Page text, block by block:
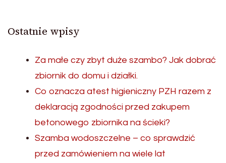
Ostatnie wpisy
Za małe czy zbyt duże szambo? Jak dobrać
zbiornik do domu i działki.
Co oznacza atest higieniczny PZH razem z
deklaracją zgodności przed zakupem
betonowego zbiornika na ścieki?
Szamba wodoszczelne – co sprawdzić
przed zamówieniem na wiele lat